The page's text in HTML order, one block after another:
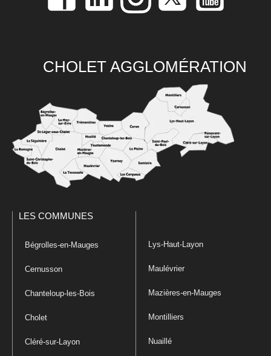
CHOLET AGGLOMÉRATION
LES COMMUNES
Bégrolles-en-Mauges
Cernusson
Chanteloup-les-Bois
Cholet
Cléré-sur-Layon
Lys-Haut-Layon
Maulévrier
Mazières-en-Mauges
Montilliers
Nuaillé